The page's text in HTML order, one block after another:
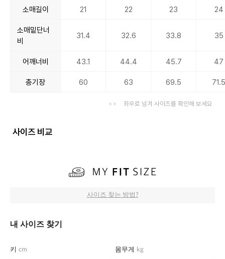
소매길이 21 22 23 24
소매밑단너
비
31.4 32.6 33.8 35
어깨너비 43.1 44.4 45.7 47
총기장 60 63 69.5
좌우로 넘겨 사이즈를 확인해 보세요
사이즈 비교